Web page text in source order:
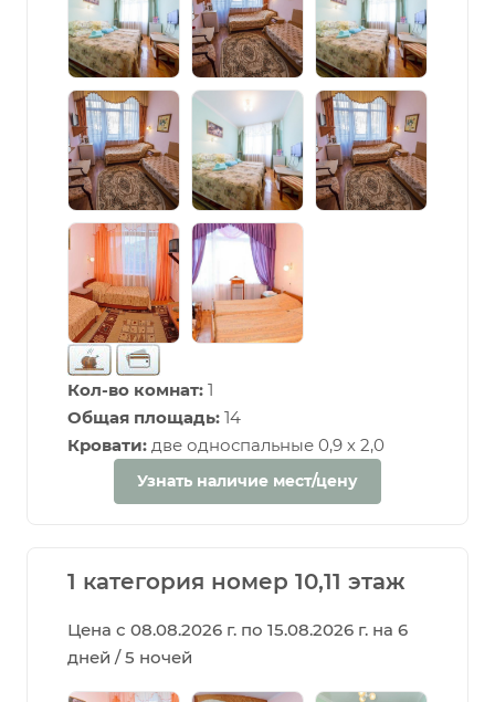
Кол-во комнат: 1
Общая площадь: 14
Кровати: две односпальные 0,9 х 2,0
Узнать наличие мест/цену
1 категория номер 10,11 этаж
Цена с 08.08.2026 г. по 15.08.2026 г. на 6
дней / 5 ночей